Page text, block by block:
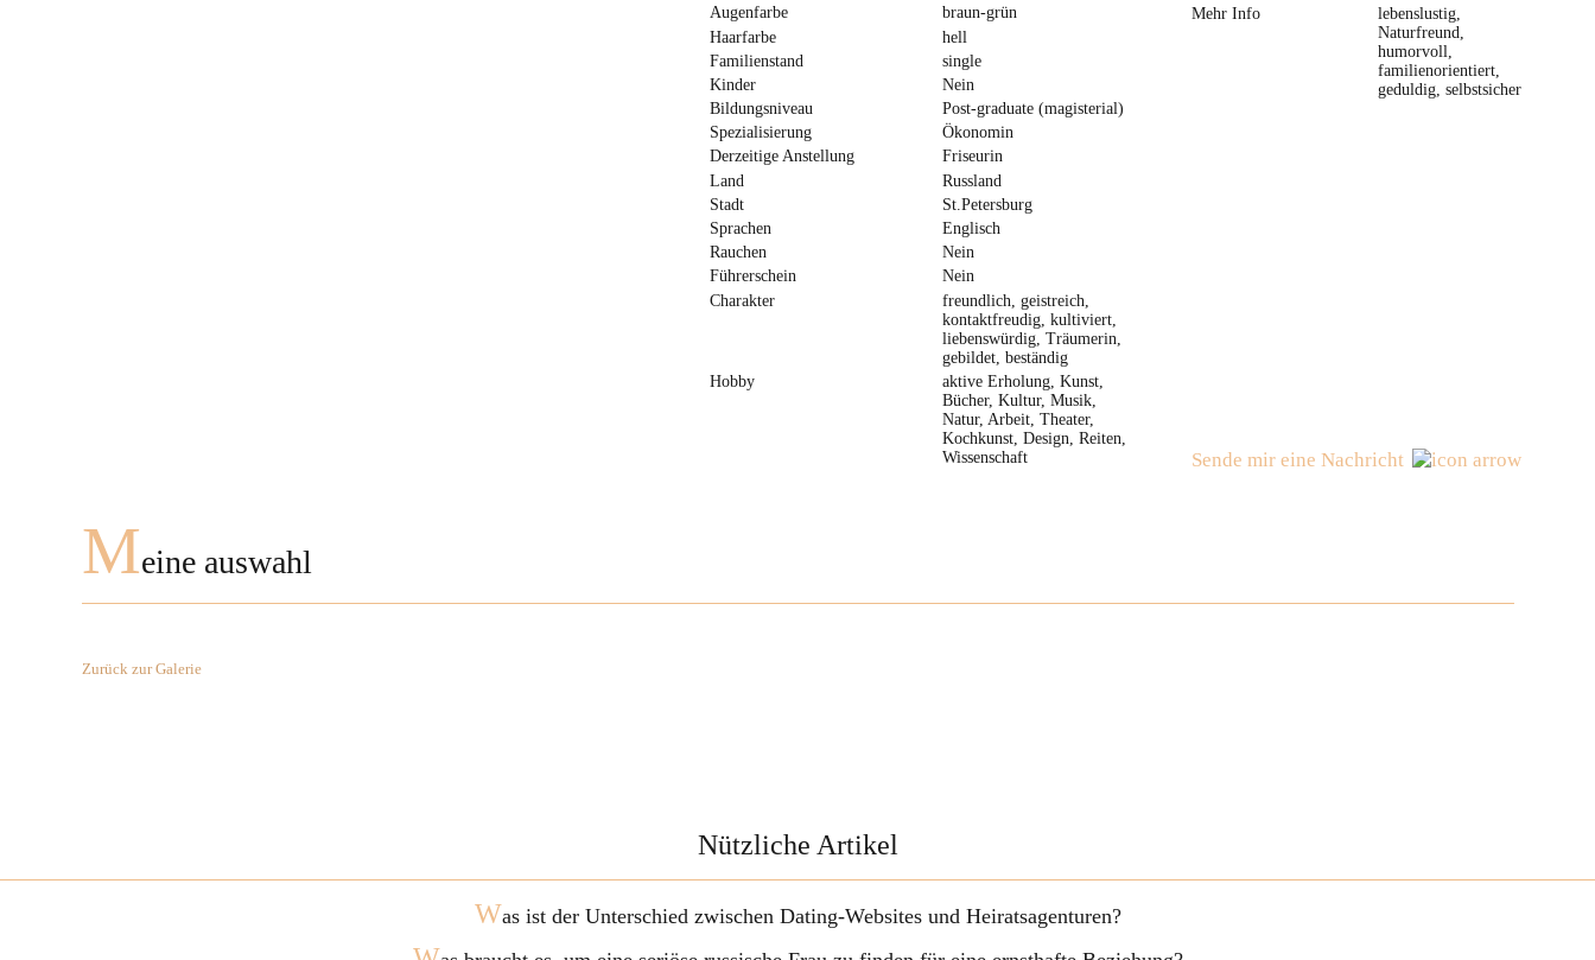
Augenfarbe
braun-grün
Haarfarbe
hell
Familienstand
single
Kinder
Nein
Bildungsniveau
Post-graduate (magisterial)
Spezialisierung
Ökonomin
Derzeitige Anstellung
Friseurin
Land
Russland
Stadt
St.Petersburg
Sprachen
Englisch
Rauchen
Nein
Führerschein
Nein
Charakter
freundlich, geistreich,
kontaktfreudig, kultiviert,
liebenswürdig, Träumerin,
gebildet, beständig
Hobby
aktive Erholung, Kunst,
Bücher, Kultur, Musik,
Natur, Arbeit, Theater,
Kochkunst, Design, Reiten,
Wissenschaft
Mehr Info
lebenslustig,
Naturfreund,
humorvoll,
familienorientiert,
geduldig, selbstsicher
Sende mir eine Nachricht
Meine auswahl
Zurück zur Galerie
Nützliche Artikel
Was ist der Unterschied zwischen Dating-Websites und Heiratsagenturen?